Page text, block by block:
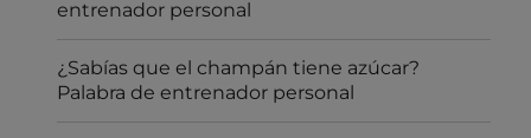
entrenador personal
¿Sabías que el champán tiene azúcar?
Palabra de entrenador personal